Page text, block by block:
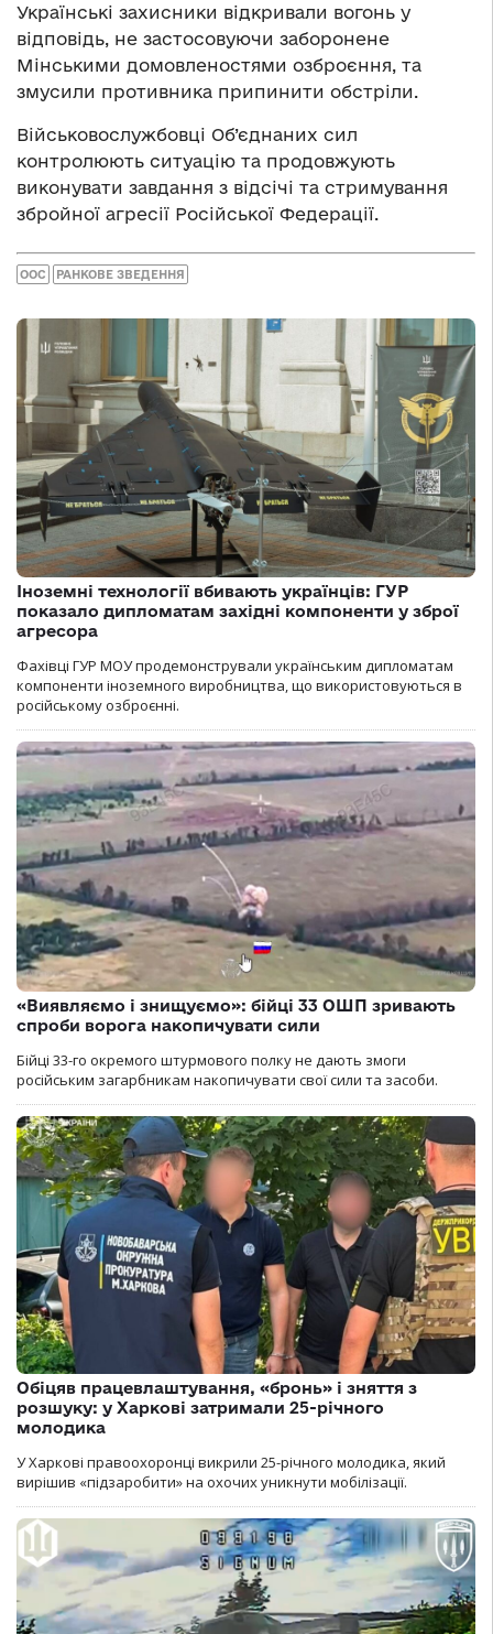
Українські захисники відкривали вогонь у
відповідь, не застосовуючи заборонене
Мінськими домовленостями озброєння, та
змусили противника припинити обстріли.
Військовослужбовці Об’єднаних сил
контролюють ситуацію та продовжують
виконувати завдання з відсічі та стримування
збройної агресії Російської Федерації.
ООС РАНКОВЕ ЗВЕДЕННЯ
Іноземні технології вбивають українців: ГУР
показало дипломатам західні компоненти у зброї
агресора
Фахівці ГУР МОУ продемонстрували українським дипломатам
компоненти іноземного виробництва, що використовуються в
російському озброєнні.
«Виявляємо і знищуємо»: бійці 33 ОШП зривають
спроби ворога накопичувати сили
Бійці 33-го окремого штурмового полку не дають змоги
російським загарбникам накопичувати свої сили та засоби.
Обіцяв працевлаштування, «бронь» і зняття з
розшуку: у Харкові затримали 25-річного
молодика
У Харкові правоохоронці викрили 25-річного молодика, який
вирішив «підзаробити» на охочих уникнути мобілізації.